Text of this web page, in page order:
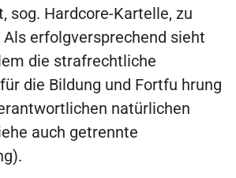
sog. Hardcore-Kartelle, zu
erfolgversprechend sieht
die strafrechtliche
die Bildung und Fortfu hrung
natürlichen
auch getrennte